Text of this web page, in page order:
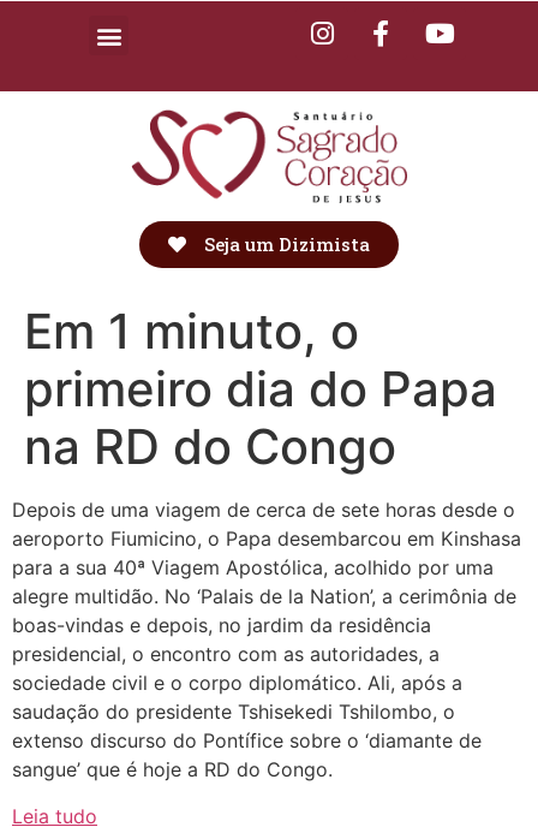
Seja um Dizimista
Em 1 minuto, o
primeiro dia do Papa
na RD do Congo
Depois de uma viagem de cerca de sete horas desde o
aeroporto Fiumicino, o Papa desembarcou em Kinshasa
para a sua 40ª Viagem Apostólica, acolhido por uma
alegre multidão. No ‘Palais de la Nation’, a cerimônia de
boas-vindas e depois, no jardim da residência
presidencial, o encontro com as autoridades, a
sociedade civil e o corpo diplomático. Ali, após a
saudação do presidente Tshisekedi Tshilombo, o
extenso discurso do Pontífice sobre o ‘diamante de
sangue’ que é hoje a RD do Congo.
Leia tudo